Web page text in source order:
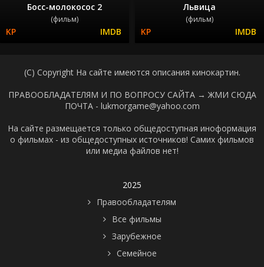
Босс-молокосос 2
(фильм)
Львица
(фильм)
(C) Copyright На сайте имеются описания кинокартин.
ПРАВООБЛАДАТЕЛЯМ И ПО ВОПРОСУ САЙТА → ЖМИ СЮДА
ПОЧТА - lukmorgame@yahoo.com
На сайте размещается только общедоступная иноформация
о фильмах - из общедоступных источников! Самих фильмов
или медиа файлов нет!
2025
Правообладателям
Все фильмы
Зарубежное
Семейное